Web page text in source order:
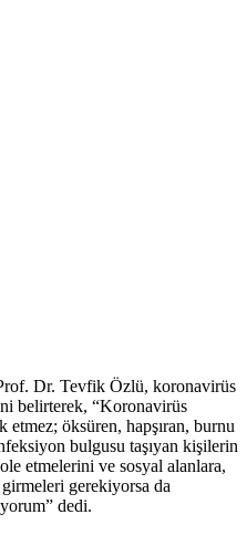
Dr. Tevfik Özlü, koronavirüs
belirterek, “Koronavirüs
öksüren, hapşıran, burnu
bulgusu taşıyan kişilerin
etmelerini ve sosyal alanlara,
girmeleri gerekiyorsa da
dedi.